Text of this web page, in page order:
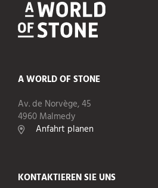
A WORLD OF STONE
Av. de Norvège, 45
4960 Malmedy
Anfahrt planen
KONTAKTIEREN SIE UNS